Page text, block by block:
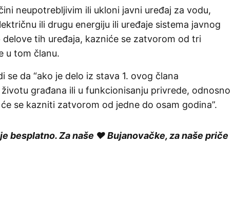
neupotrebljivim ili ukloni javni uređaj za vodu,
ili drugu energiju ili uređaje sistema javnog
tih uređaja, kazniće se zatvorom od tri
u tom članu.
se da “ako je delo iz stava 1. ovog člana
građana ili u funkcionisanju privrede, odnosno
se kazniti zatvorom od jedne do osam godina”.
besplatno. Za naše ❤️ Bujanovačke, za naše priče